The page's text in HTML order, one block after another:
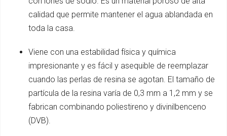
calidad que permite mantener el agua ablandada en
toda la casa.
Viene con una estabilidad física y química
impresionante y es fácil y asequible de reemplazar
cuando las perlas de resina se agotan. El tamaño de
partícula de la resina varía de 0,3 mm a 1,2 mm y se
fabrican combinando poliestireno y divinilbenceno
(DVB).